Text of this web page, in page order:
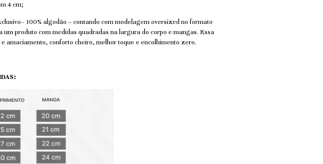
4 cm;
100% algodão – contando com modelagem oversized no formato
produto com medidas quadradas na largura do corpo e mangas. Essa
amaciamento, conforto cheiro, melhor toque e encolhimento zero.